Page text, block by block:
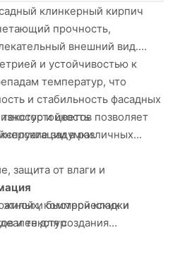
клинкерный кирпич
прочность,
внешний вид.
и устойчивостью к
температур, что
и стабильность фасадных
и цветов позволяет
задумки.
в различных
защита от влаги и
и быстрой кладки
и текстур
жилых, коммерческих и
для создания